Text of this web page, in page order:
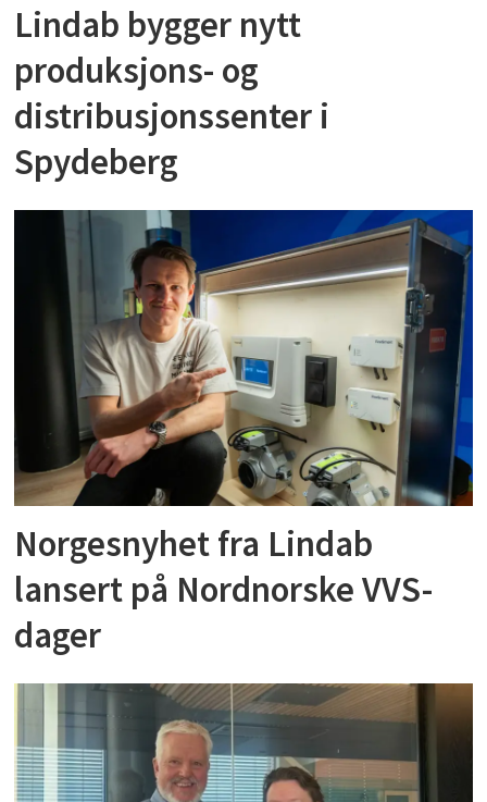
Lindab bygger nytt
produksjons- og
distribusjonssenter i
Spydeberg
Norgesnyhet fra Lindab
lansert på Nordnorske VVS-
dager